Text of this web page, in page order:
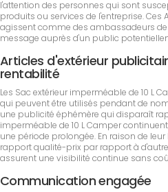
l'attention des personnes qui sont
produits ou services de l'entreprise. Ces
agissent comme des ambassadeurs
message auprès d'un public
Articles d'extérieur
rentabilité
Les Sac extérieur imperméable de 10 L
qui peuvent être utilisés pendant de
une publicité éphémère qui disparaît
imperméable de 10 L Camper
une période prolongée. En raison de
rapport qualité-prix par rapport à
assurent une visibilité continue sans
Communication engagée